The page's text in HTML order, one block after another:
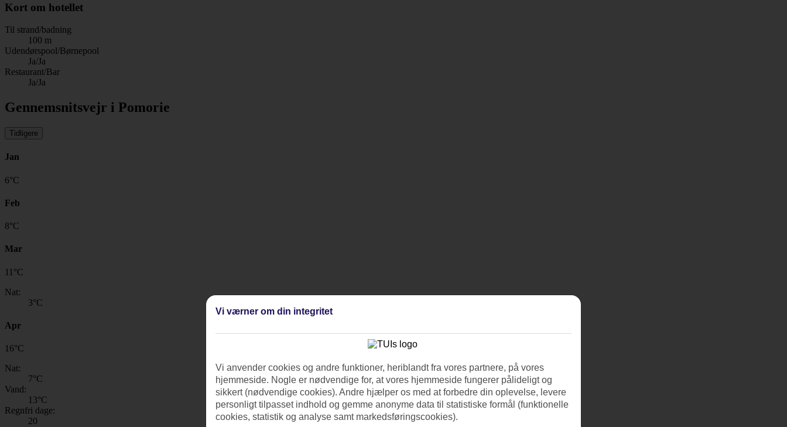
Kort om hotellet
Til strand/badning
100 m
Udendørspool/Børnepool
Ja/Ja
Restaurant/Bar
Ja/Ja
Gennemsnitsvejr i Pomorie
Tidligere
Jan
6°C
Feb
8°C
Mar
11 °C
Nat:
3°C
Apr
16°C
Nat:
7°C
Vand:
13°C
Regnfri dage:
20
Vi værner om din integritet
Vi anvender cookies og andre funktioner, heriblandt fra vores partnere, på vores
hjemmeside. Nogle er nødvendige for, at vores hjemmeside fungerer pålideligt og
sikkert (nødvendige cookies). Andre hjælper os med at forbedre din oplevelse, levere
personligt tilpasset indhold og gemme anonyme data til statistiske formål (funktionelle
cookies, statistik og analyse samt markedsføringscookies).